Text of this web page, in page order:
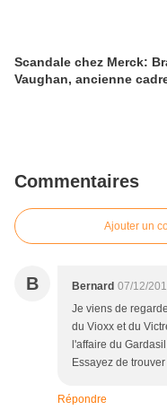
Scandale chez Merck:
Vaughan, ancienne
Commentaires
Ajouter un
B Bernard 07/12/
Je viens de
du Vioxx et du
l'affaire du
Essayez de
Répondre